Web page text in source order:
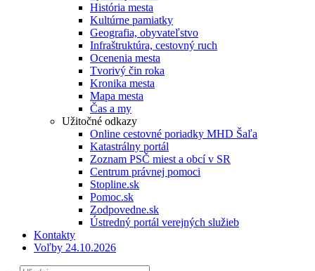
História mesta
Kultúrne pamiatky
Geografia, obyvateľstvo
Infraštruktúra, cestovný ruch
Ocenenia mesta
Tvorivý čin roka
Kronika mesta
Mapa mesta
Čas a my
Užitočné odkazy
Online cestovné poriadky MHD Šaľa
Katastrálny portál
Zoznam PSČ miest a obcí v SR
Centrum právnej pomoci
Stopline.sk
Pomoc.sk
Zodpovedne.sk
Ústredný portál verejných služieb
Kontakty
Voľby 24.10.2026